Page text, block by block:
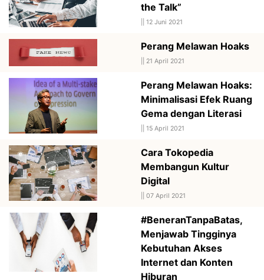
the Talk”
12 Juni 2021
Perang Melawan Hoaks
21 April 2021
Perang Melawan Hoaks:
Minimalisasi Efek Ruang
Gema dengan Literasi
15 April 2021
Cara Tokopedia
Membangun Kultur
Digital
07 April 2021
#BeneranTanpaBatas,
Menjawab Tingginya
Kebutuhan Akses
Internet dan Konten
Hiburan